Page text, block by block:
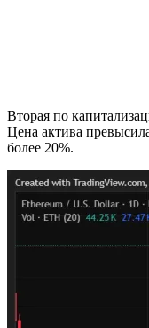
Вторая по
Цена актива
более 20%.